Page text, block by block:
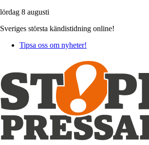
lördag 8 augusti
Sveriges största kändistidning online!
Tipsa oss om nyheter!